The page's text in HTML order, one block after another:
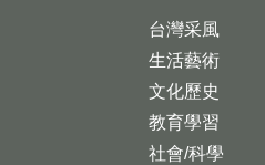
台灣采風
生活藝術
文化歷史
教育學習
社會/科學